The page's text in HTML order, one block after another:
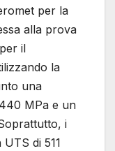
per la
alla prova
il
la
una
MPa e un
i
di 511